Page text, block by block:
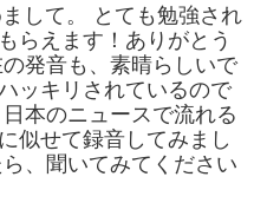
して。 とても勉強され
らえます！ありがとう
発音も、素晴らしいで
ッキリされているので
本のニュースで流れる
似せて録音してみまし
、聞いてみてください